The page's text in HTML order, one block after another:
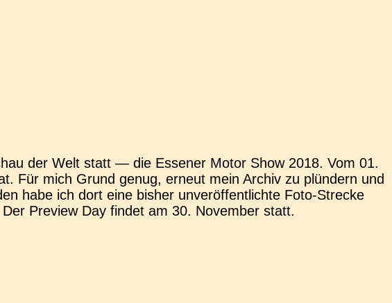
der Welt statt — die Esse­ner Motor Show 2018. Vom 01.
Für mich Grund genug, erneut mein Archiv zu plün­dern und
habe ich dort eine bisher unver­öf­fent­lich­te Foto-Stre­­cke
Pre­view Day findet am 30. Novem­ber statt.